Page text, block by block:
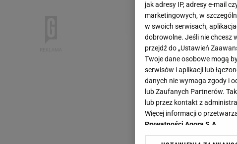
jak adresy IP, adresy e-mail
marketingowych, w
w swoich serwisach,
dobrowolne. Jeśli nie chcesz
przejdź do „Ustawień
Twoje dane osobowe mogą
serwisów i aplikacji lub
danych nie wymaga zgody i
lub Zaufanych Partnerów.
lub przez kontakt z
Więcej informacji o
Prywatności Agora S.A.